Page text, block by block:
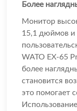
Более
Монитор
15,1 дюймов и
WATO EX-65
более
становится
это помогает